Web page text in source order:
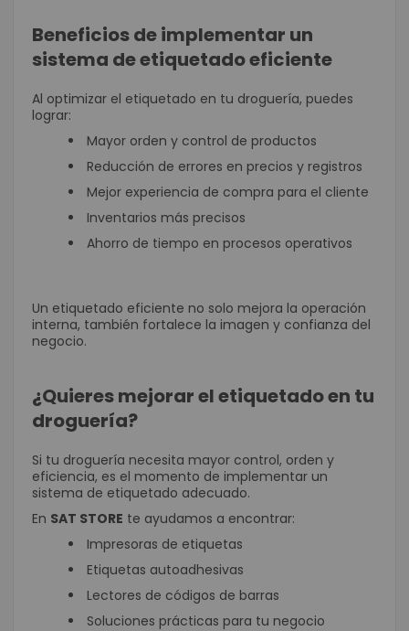
Beneficios de implementar un
sistema de etiquetado eficiente
Al optimizar el etiquetado en tu droguería, puedes
lograr:
Mayor orden y control de productos
Reducción de errores en precios y registros
Mejor experiencia de compra para el cliente
Inventarios más precisos
Ahorro de tiempo en procesos operativos
Un etiquetado eficiente no solo mejora la operación
interna, también fortalece la imagen y confianza del
negocio.
¿Quieres mejorar el etiquetado en tu
droguería?
Si tu droguería necesita mayor control, orden y
eficiencia, es el momento de implementar un
sistema de etiquetado adecuado.
En SAT STORE te ayudamos a encontrar:
Impresoras de etiquetas
Etiquetas autoadhesivas
Lectores de códigos de barras
Soluciones prácticas para tu negocio